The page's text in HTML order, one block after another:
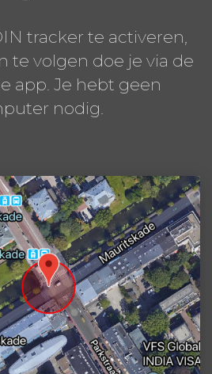
tracker te activeren,
te volgen doe je via de
app. Je hebt geen
nodig.